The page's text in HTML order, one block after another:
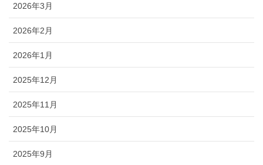
2026年3月
2026年2月
2026年1月
2025年12月
2025年11月
2025年10月
2025年9月